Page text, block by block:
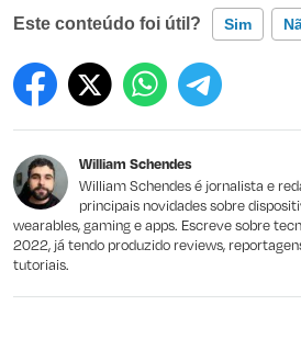
Este conteúdo foi útil? Sim
Este conteúdo contém informação
Outro
William Schendes
William Schendes é jornalista e
principais novidades sobre
wearables, gaming e apps. Escreve sobre
2022, já tendo produzido reviews,
tutoriais.